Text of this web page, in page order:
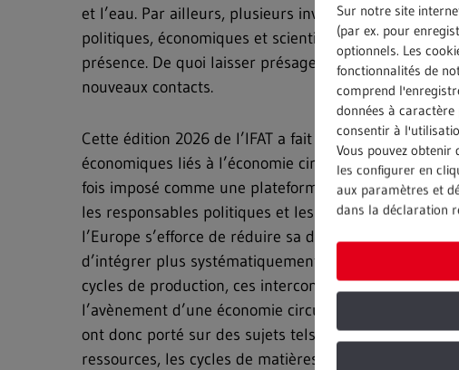
et l’eau. Par ailleurs, plusieurs invités de marque
politiques, économiques et scientifiques nous ont fait
présence. De quoi laisser présager des échanges
nouveaux contacts.
Cette édition 2026 de l’IFAT a fait la part belle aux
économiques liés à l’économie circulaire. Et le salon
fois imposé comme une plateforme de dialogue
les responsables politiques et les collectivités locales.
l’Europe s’efforce de réduire sa dépendance en
d’intégrer plus systématiquement les matières
cycles de production, ces interconnexions sont
l’avènement d’une économie circulaire globale et
ont donc porté sur des sujets tels que la gestion
ressources, les cycles de matières en boucle fermée
Sur notre site
(par ex. pour
optionnels. Les
fonctionnalités de
comprend
données à
consentir à
Vous pouvez
les configurer en
aux paramètres et
dans la déclaration